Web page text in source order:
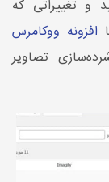
و تغییراتی که
افزونه ووکامرس
تصاویر